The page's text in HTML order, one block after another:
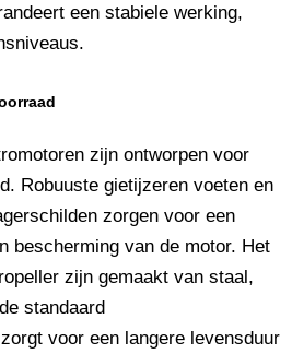
een stabiele werking,
zijn ontworpen voor
Robuuste gietijzeren voeten en
zorgen voor een
bescherming van de motor. Het
zijn gemaakt van staal,
standaard
voor een langere levensduur